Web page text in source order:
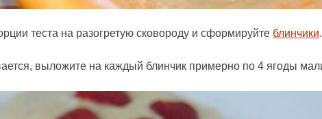
теста на разогретую сковороду и сформируйте блинчики.
выложите на каждый блинчик примерно по 4 ягоды